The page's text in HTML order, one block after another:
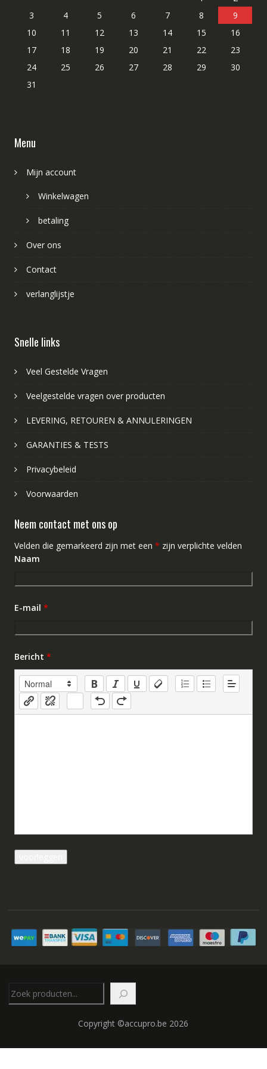
3
4 5 6 7 8
9
10
11 12 13 14 15
16
17
18 19 20 21 22
23
24
25 26 27 28 29
30
31
Menu
Mijn account
Winkelwagen
betaling
Over ons
Contact
verlanglijstje
Snelle links
Veel Gestelde Vragen
Veelgestelde vragen over producten
LEVERING, RETOUREN & ANNULERINGEN
GARANTIES & TESTS
Privacybeleid
Voorwaarden
Neem contact met ons op
Velden die gemarkeerd zijn met een * zijn verplichte velden
Naam
E-mail *
Bericht *
Copyright ©accupro.be 2026